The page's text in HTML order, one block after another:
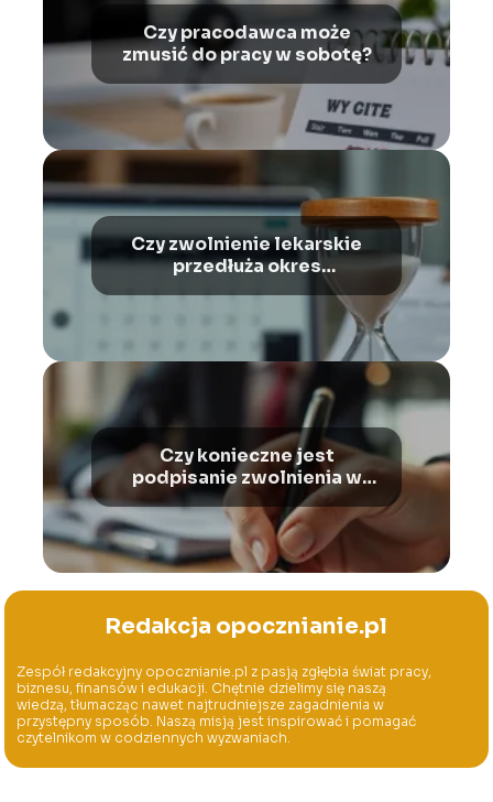
Czy pracodawca może
zmusić do pracy w sobotę?
Czy zwolnienie lekarskie
przedłuża okres
Czy konieczne jest
podpisanie zwolnienia w
trybie dyscyplinarnym?
Redakcja opocznianie.pl
Zespół redakcyjny opocznianie.pl z pasją zgłębia świat pracy,
biznesu, finansów i edukacji. Chętnie dzielimy się naszą
wiedzą, tłumacząc nawet najtrudniejsze zagadnienia w
przystępny sposób. Naszą misją jest inspirować i pomagać
czytelnikom w codziennych wyzwaniach.